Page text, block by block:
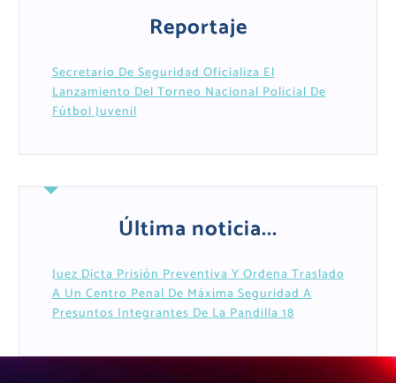
Reportaje
Secretario De Seguridad Oficializa El
Lanzamiento Del Torneo Nacional Policial De
Fútbol Juvenil
Última noticia...
Juez Dicta Prisión Preventiva Y Ordena Traslado
A Un Centro Penal De Máxima Seguridad A
Presuntos Integrantes De La Pandilla 18